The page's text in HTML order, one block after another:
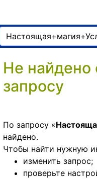
Не найдено
запросу
По запросу «
найдено.
Чтобы найти нужную
изменить запрос;
проверьте